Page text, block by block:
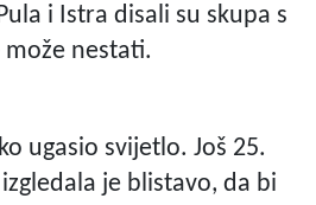
i Istra disali su skupa s
nestati.
ugasio svijetlo. Još 25.
je blistavo, da bi